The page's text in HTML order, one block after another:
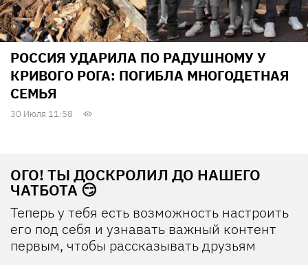
РОССИЯ УДАРИЛА ПО РАДУШНОМУ У
КРИВОГО РОГА: ПОГИБЛА МНОГОДЕТНАЯ
СЕМЬЯ
30 Июля 11:58
ОГО! ТЫ ДОСКРОЛИЛ ДО НАШЕГО
ЧАТБОТА 😏
Теперь у тебя есть возможность настроить
его под себя и узнавать важный контент
первым, чтобы рассказывать друзьям